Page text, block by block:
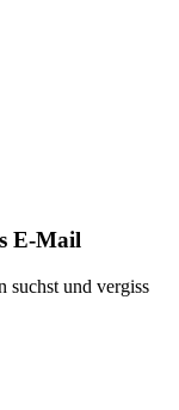
E-Mail
suchst und vergiss